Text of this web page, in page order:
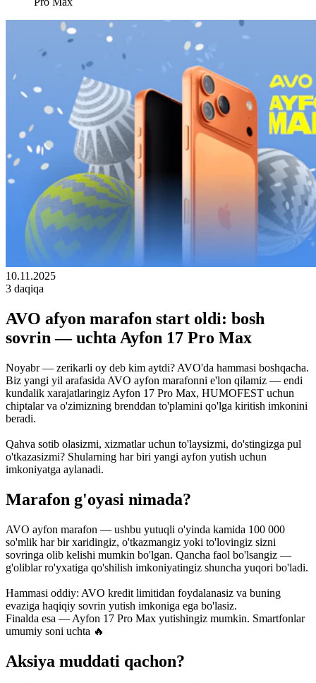
10.11.2025
3 daqiqa
AVO afyon marafon start oldi: bosh
sovrin — uchta Ayfon 17 Pro Max
Noyabr — zerikarli oy deb kim aytdi? AVO'da hammasi boshqacha.
Biz yangi yil arafasida AVO ayfon marafonni e'lon qilamiz — endi
kundalik xarajatlaringiz Ayfon 17 Pro Max, HUMOFEST uchun
chiptalar va o'zimizning brenddan to'plamini qo'lga kiritish imkonini
beradi.
Qahva sotib olasizmi, xizmatlar uchun to'laysizmi, do'stingizga pul
o'tkazasizmi? Shularning har biri yangi ayfon yutish uchun
imkoniyatga aylanadi.
Marafon g'oyasi nimada?
AVO ayfon marafon — ushbu yutuqli o'yinda kamida 100 000
so'mlik har bir xaridingiz, o'tkazmangiz yoki to'lovingiz sizni
sovringa olib kelishi mumkin bo'lgan. Qancha faol bo'lsangiz —
g'oliblar ro'yxatiga qo'shilish imkoniyatingiz shuncha yuqori bo'ladi.
Hammasi oddiy: AVO kredit limitidan foydalanasiz va buning
evaziga haqiqiy sovrin yutish imkoniga ega bo'lasiz.
Finalda esa — Ayfon 17 Pro Max yutishingiz mumkin. Smartfonlar
umumiy soni uchta 🔥
Aksiya muddati qachon?